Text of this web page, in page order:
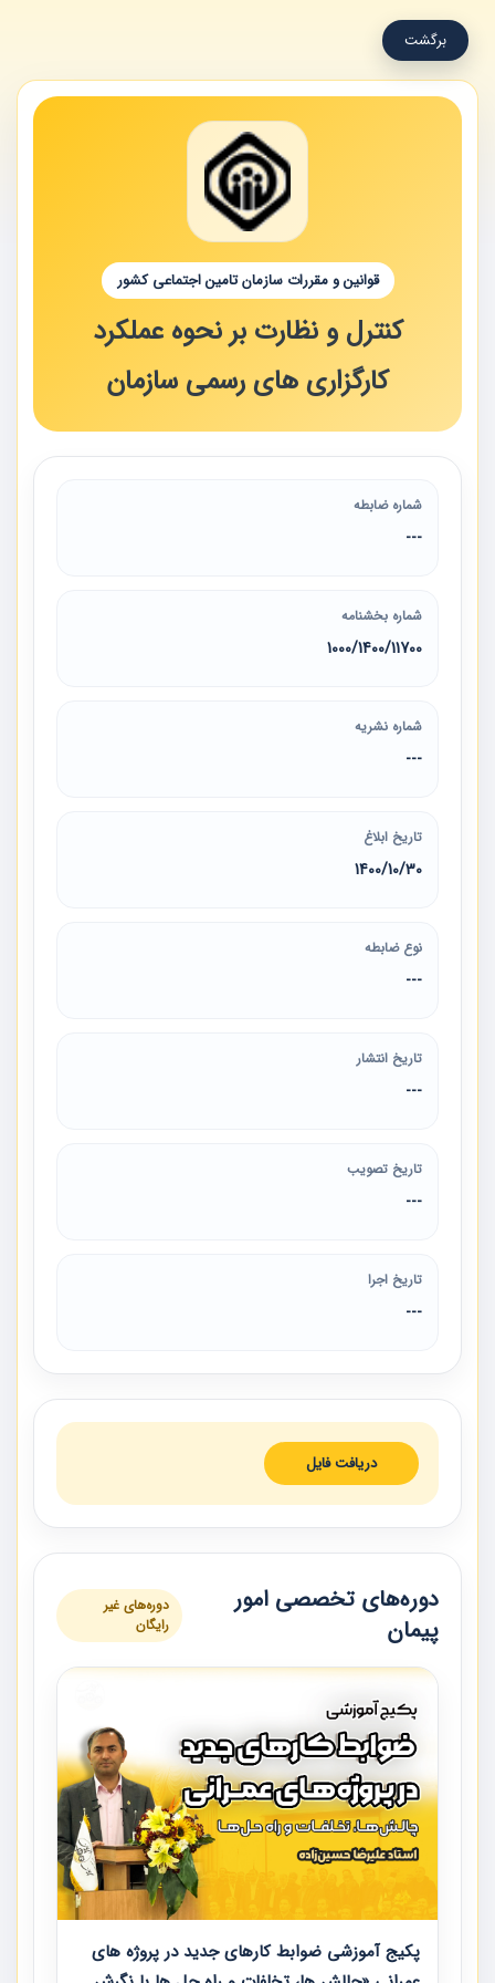
برگشت
قوانین و مقررات سازمان تامین اجتماعی کشور
کنترل و نظارت بر نحوه عملکرد
کارگزاری های رسمی سازمان
شماره ضابطه
---
شماره بخشنامه
1000/1400/11700
شماره نشریه
---
تاریخ ابلاغ
1400/10/30
نوع ضابطه
---
تاریخ انتشار
---
تاریخ تصویب
---
تاریخ اجرا
---
دریافت فایل
دوره‌های تخصصی امور
پیمان
دوره‌های غیر
رایگان
پکیج آموزشی ضوابط کارهای جدید در پروژه های